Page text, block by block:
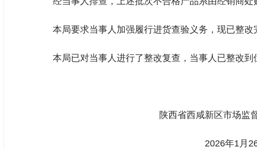
本局要求当事人加强履行进货查验义务，现已整改
本局已对当事人进行了整改复查，当事人已整改到
陕西省西咸新区市场监督管理
2026年1月26